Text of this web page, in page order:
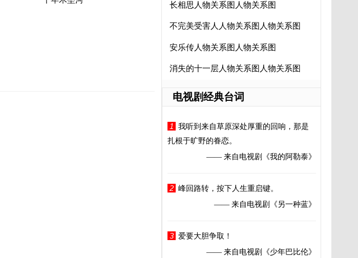
长相思人物关系图人物关系图
不完美受害人人物关系图人物关系图
安乐传人物关系图人物关系图
消失的十一层人物关系图人物关系图
电视剧经典台词
1
我听到来自草原深处厚重的回响，那是
扎根于旷野的眷恋。
—— 来自电视剧
《我的阿勒泰》
2 峰回路转，按下人生重启键。
—— 来自电视剧
《另一种蓝》
3
爱要大胆争取！
—— 来自电视剧
《少年巴比伦》